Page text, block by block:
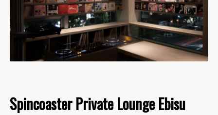
Spincoaster Private Lounge Ebisu